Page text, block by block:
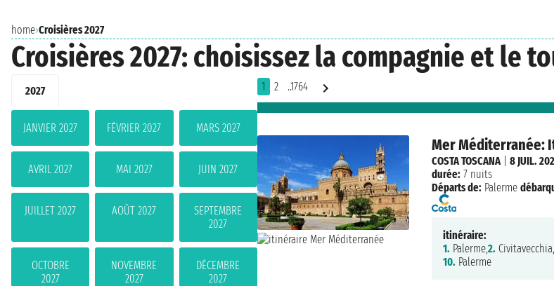
home›Croisières 2027
Croisières 2027: choisissez la compagnie et le
2027
JANVIER 2027 FÉVRIER 2027 MARS 2027
AVRIL 2027 MAI 2027 JUIN 2027
JUILLET 2027 AOÛT 2027
SEPTEMBRE
2027
OCTOBRE
2027
NOVEMBRE
2027
DÉCEMBRE
2027
1 2 ..1764
Mer Méditerranée:
COSTA TOSCANA|8 JUIL.
durée: 7 nuits
Départs de: Palerme
itinéraire:
1. Palerme,2.
10. Palerme